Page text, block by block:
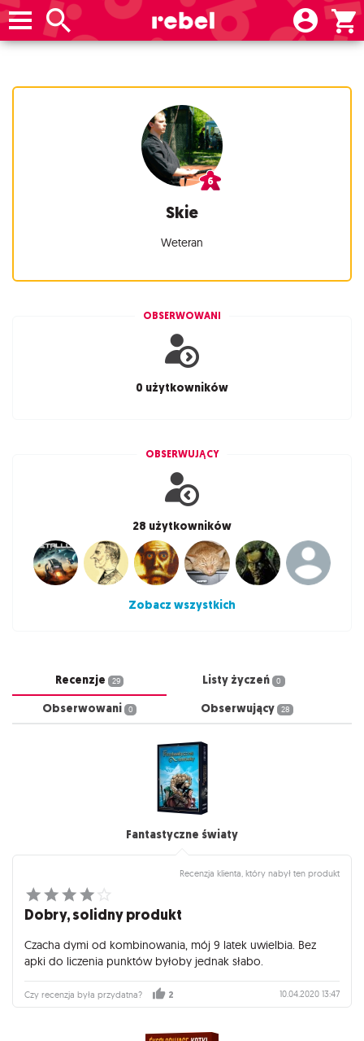
Skie
Weteran
OBSERWOWANI
0 użytkowników
OBSERWUJĄCY
28 użytkowników
Zobacz wszystkich
Recenzje 29 Listy życzeń 0
Obserwowani 0 Obserwujący 28
Fantastyczne światy
Recenzja klienta, który nabył ten produkt
Dobry, solidny produkt
Czacha dymi od kombinowania, mój 9 latek uwielbia. Bez
apki do liczenia punktów byłoby jednak słabo.
Czy recenzja była przydatna? 2 10.04.2020 13:47